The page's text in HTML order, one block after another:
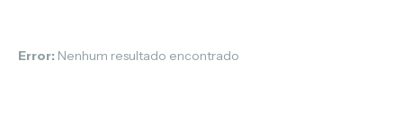
Error: Nenhum resultado encontrado